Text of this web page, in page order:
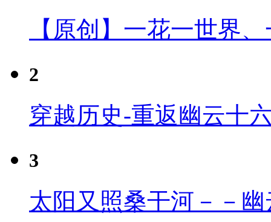
【原创】一花一世界
2
穿越历史-重返幽云十
3
太阳又照桑干河－－